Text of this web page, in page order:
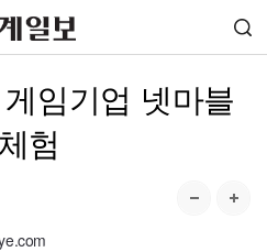
임기업 넷마블
험